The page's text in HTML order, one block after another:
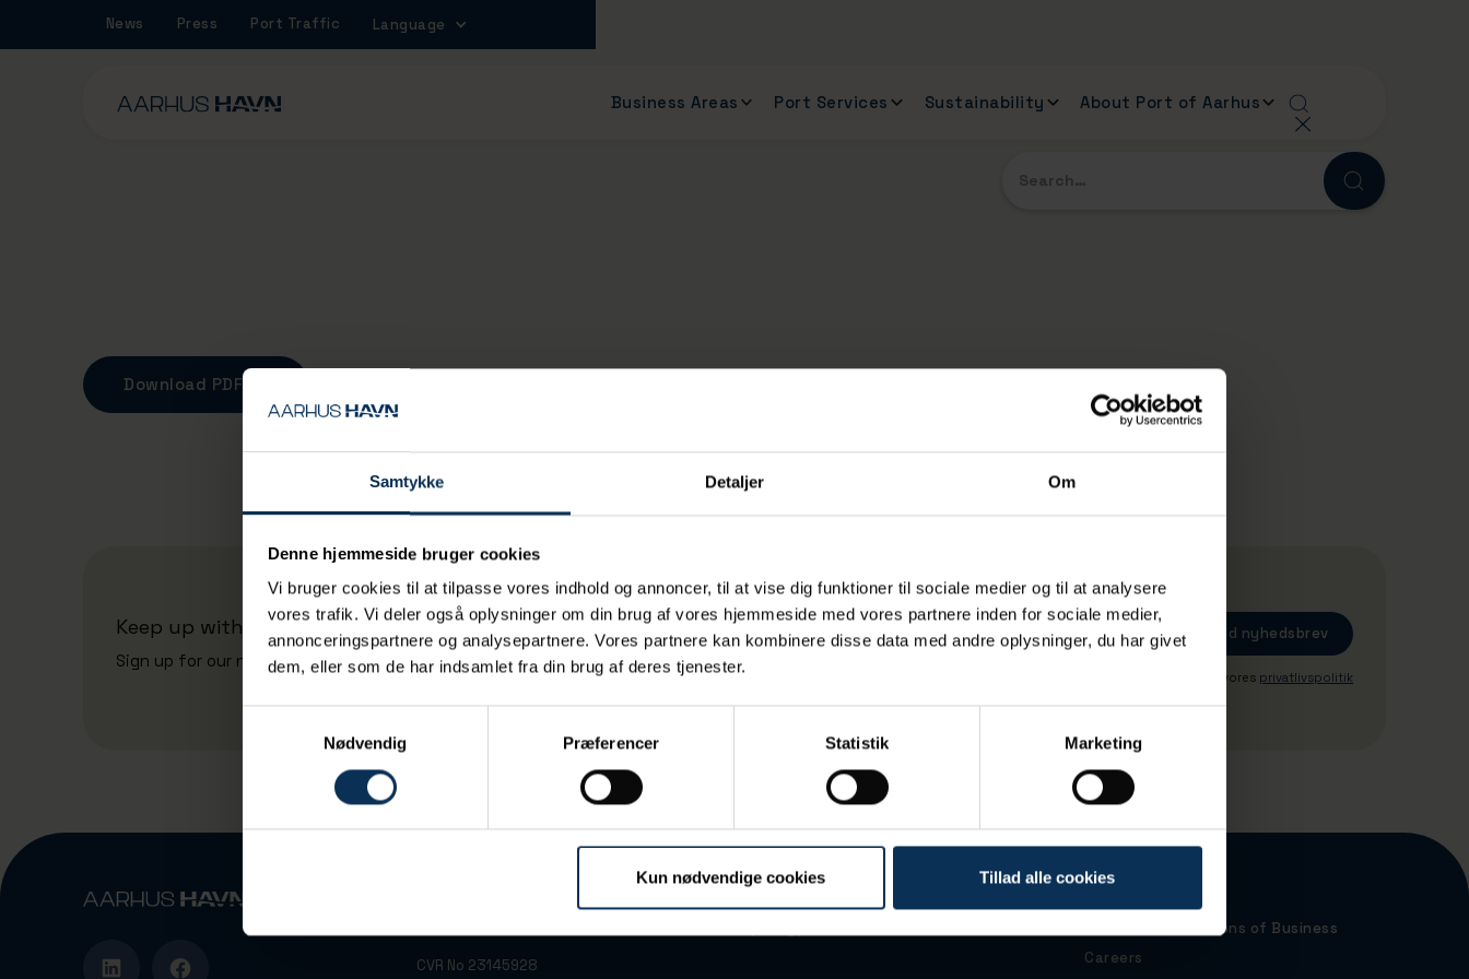
Samtykke Detaljer Om
Denne hjemmeside bruger cookies
Vi bruger cookies til at tilpasse vores indhold og annoncer, til at vise dig funktioner til sociale medier og til at analysere
vores trafik. Vi deler også oplysninger om din brug af vores hjemmeside med vores partnere inden for sociale medier,
annonceringspartnere og analysepartnere. Vores partnere kan kombinere disse data med andre oplysninger, du har givet
dem, eller som de har indsamlet fra din brug af deres tjenester.
Nødvendig
Præferencer Statistik Marketing
Kun nødvendige cookies Tillad alle cookies
News Press Port Traffic Language
Business Areas Port Services Sustainability About Port of Aarhus
Download PDF
Keep up with the port's news
Sign up for our newsletter
Ved tilmeding accepterer du vores privatlivspolitik
CVR No 23145928
Terms and Conditions of Business
Careers